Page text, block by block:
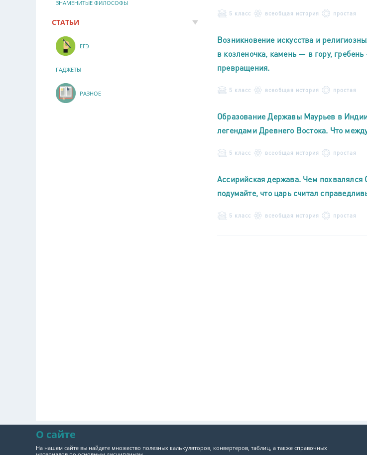
5 класс всеобщая история простая
Возникновение искусства и
в козленочка, камень — в гору,
превращения.
5 класс всеобщая история простая
Образование Державы Маурьев в
легендами Древнего Востока. Что
5 класс всеобщая история простая
Ассирийская держава. Чем
подумайте, что царь считал
5 класс всеобщая история простая
ЗНАМЕНИТЫЕ ФИЛОСОФЫ
СТАТЬИ
ЕГЭ
ГАДЖЕТЫ
РАЗНОЕ
О сайте
На нашем сайте вы найдете множество полезных калькуляторов, конвертеров, таблиц, а также справочных